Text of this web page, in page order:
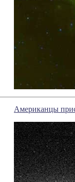
Американцы